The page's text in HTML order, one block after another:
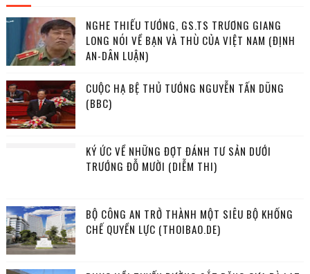
NGHE THIẾU TƯỚNG, GS.TS TRƯƠNG GIANG
LONG NÓI VỀ BẠN VÀ THÙ CỦA VIỆT NAM (ĐỊNH
AN-DÂN LUẬN)
CUỘC HẠ BỆ THỦ TƯỚNG NGUYỄN TẤN DŨNG
(BBC)
KÝ ỨC VỀ NHỮNG ĐỢT ĐÁNH TƯ SẢN DƯỚI
TRƯỚNG ĐỖ MƯỜI (DIỄM THI)
BỘ CÔNG AN TRỞ THÀNH MỘT SIÊU BỘ KHỐNG
CHẾ QUYỀN LỰC (THOIBAO.DE)